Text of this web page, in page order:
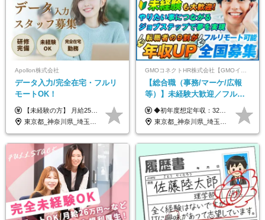
Apollon株式会社
データ入力/完全在宅・フルリ
モートOK！
【未経験の方】 月給25.5万円以上＋各種手当 【事務経験3年以上の方】 月給28万円以上＋各種手当 ※経験・スキル・年齢を考慮の上、決定します ※試用期間：3ヶ月(雇用形態は正社員、給与・待遇に変更はありません) ※残業代は全額別途支給 ※昇給：年1回（査定あり） ※賞与：年3回（業績に応じて支給） ＼努力がしっかり評価される環境です！／ 「どんなスキルを身につければ昇給できるか」が明確だから、 着実に成長しながら収入アップを目指せます。
東京都_神奈川県_埼玉県_千葉県_大阪府_愛知県_北海道_青森県_岩手県_宮城県_秋田県_山形県_福島県_茨城県_栃木県_群馬県_新潟県_山梨県_長野県_富山県_石川県_福井県_静岡県_岐阜県_三重県_兵庫県_京都府_滋賀県_奈良県_和歌山県_広島県_岡山県_鳥取県_島根県_山口県_徳島県_香川県_愛媛県_高知県_福岡県_熊本県_佐賀県_長崎県_大分県_宮崎県_鹿児島県_沖縄県
GMOコネクトHR株式会社【GMOインターネットグループ】
【総合職（事務/マーケ/広報
等）】未経験大歓迎／フルリ
モ可で全国募集！年収アップ
多数★年休最大130日★
◆初年度想定年収：320万円〜840万円 【関東／一都三県】月給24万円〜70万円 【関西・東海地方】月給23万円〜65万円 【その他の地方等】月給22万円〜60万円 ※ご経験・スキル・前職給与などを考慮の上決定いたします。 ◉固定残業代制（固定残業代10,000円含） 固定残業代は7時間分・時間超過分は追加支給 ≪月給例≫ ・月給54万円（29歳／入社3年目） ・月給38万円（26歳／入社2年目） ・月給28万円（24歳／入社1年目） ※試用期間は6ヶ月で、その間の雇用形態は契約社員です。そのほかの条件に変更はありません。
東京都_神奈川県_埼玉県_千葉県_大阪府_愛知県_北海道_青森県_岩手県_宮城県_秋田県_山形県_福島県_茨城県_栃木県_群馬県_新潟県_山梨県_長野県_富山県_石川県_福井県_静岡県_岐阜県_三重県_兵庫県_京都府_滋賀県_奈良県_和歌山県_広島県_岡山県_鳥取県_島根県_山口県_徳島県_香川県_愛媛県_高知県_福岡県_熊本県_佐賀県_長崎県_大分県_宮崎県_鹿児島県_沖縄県